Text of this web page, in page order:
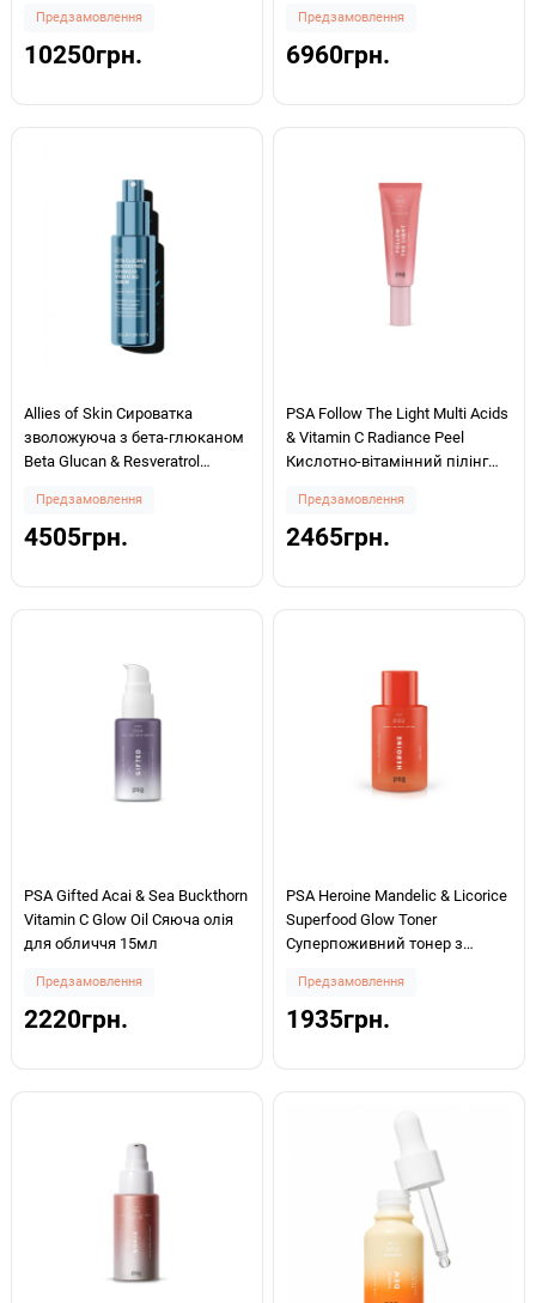
Предзамовлення
10250грн.
Предзамовлення
6960грн.
Allies of Skin Сироватка
зволожуюча з бета-глюканом
Beta Glucan & Resveratrol
Предзамовлення
4505грн.
PSA Follow The Light Multi Acids
& Vitamin C Radiance Peel
Кислотно-вітамінний пілінг
Предзамовлення
2465грн.
PSA Gifted Acai & Sea Buckthorn
Vitamin C Glow Oil Сяюча олія
для обличчя 15мл
Предзамовлення
2220грн.
PSA Heroine Mandelic & Licorice
Superfood Glow Toner
Суперпоживний тонер з
Предзамовлення
1935грн.